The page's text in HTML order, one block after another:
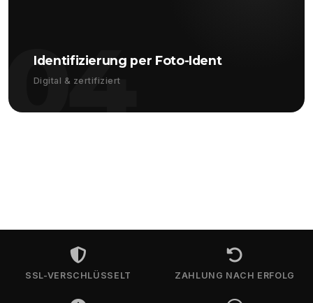
04
Identifizierung per Foto-Ident
Digital & zertifiziert
SSL-VERSCHLÜSSELT ZAHLUNG NACH ERFOLG